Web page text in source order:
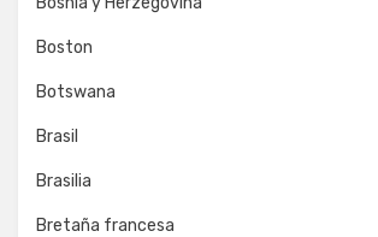
Boston
Botswana
Brasil
Brasilia
Bretaña francesa